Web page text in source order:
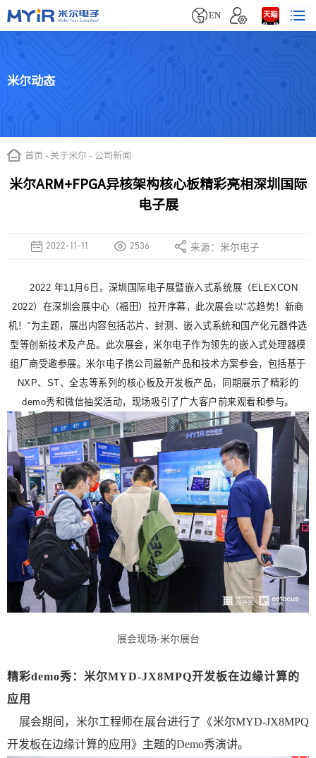

EN 
米尔动态
首页 - 关于米尔 - 公司新闻
米尔ARM+FPGA异核架构核心板精彩亮相深圳国际
电子展
2022-11-11 2536 来源：米尔电子
2022 年11月6日，深圳国际电子展暨嵌入式系统展（ELEXCON
2022）在深圳会展中心（福田）拉开序幕，此次展会以“芯趋势！新商
机！”为主题，展出内容包括芯片、封测、嵌入式系统和国产化元器件选
型等创新技术及产品。此次展会，米尔电子作为领先的嵌入式处理器模
组厂商受邀参展。米尔电子携公司最新产品和技术方案参会，包括基于
NXP、ST、全志等系列的核心板及开发板产品，同期展示了精彩的
demo秀和微信抽奖活动，现场吸引了广大客户前来观看和参与。
展会现场-米尔展台
精彩demo秀：米尔MYD-JX8MPQ开发板在边缘计算的
应用
展会期间，米尔工程师在展台进行了《米尔MYD-JX8MPQ
开发板在边缘计算的应用》主题的Demo秀演讲。